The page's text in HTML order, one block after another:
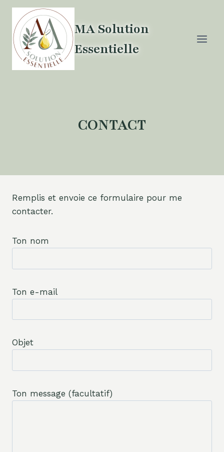
Aller
contenu
MA Solution
Essentielle
CONTACT
Remplis et envoie ce formulaire pour me
contacter.
Ton nom
Ton e-mail
Objet
Ton message (facultatif)